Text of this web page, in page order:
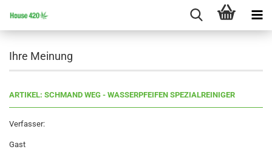
Ihre Meinung
ARTIKEL: SCHMAND WEG - WASSERPFEIFEN SPEZIALREINIGER
Verfasser:
Gast